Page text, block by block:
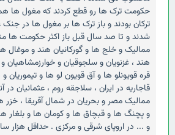
حکومت ترک ها رو قطع کردند که مغول ها
ترکان بودند و باز ترک ها بر مغول ها در
شدند و تا صد سال قبل باز اکثر حکومت ها
ممالیک و خلج ها و گورکانیان هند و موغال
هند ، غزنویان و سلجوقیان و خوارزمشاهیان و
قره قویونلو ها و آق قویون لو ها و تیموریان
قاجاریه در ایران ، سلاجقه روم ، عثمانیان در
ممالیک مصر و بحریان در شمال آفریقا ، خزر
و پچنگ ها و قبچاق ها و کومان ها و بلغار
و ... در اروپای شرقی و مرکزی . حداقل هزار